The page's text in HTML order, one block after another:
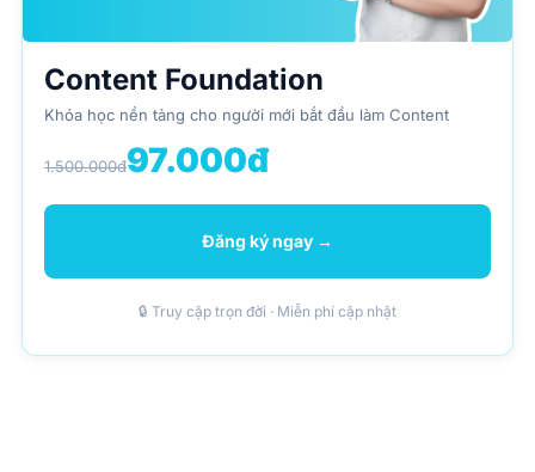
Content Foundation
Khóa học nền tảng cho người mới bắt đầu làm Content
1.500.000đ97.000đ
Đăng ký ngay →
🔒 Truy cập trọn đời · Miễn phí cập nhật